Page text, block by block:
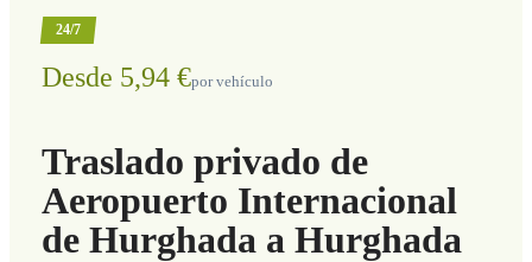
24/7
Desde 5,94 €por vehículo
Traslado privado de
Aeropuerto Internacional
de Hurghada a Hurghada